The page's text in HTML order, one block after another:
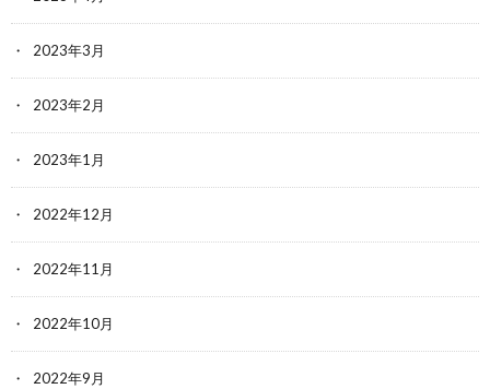
2023年3月
2023年2月
2023年1月
2022年12月
2022年11月
2022年10月
2022年9月